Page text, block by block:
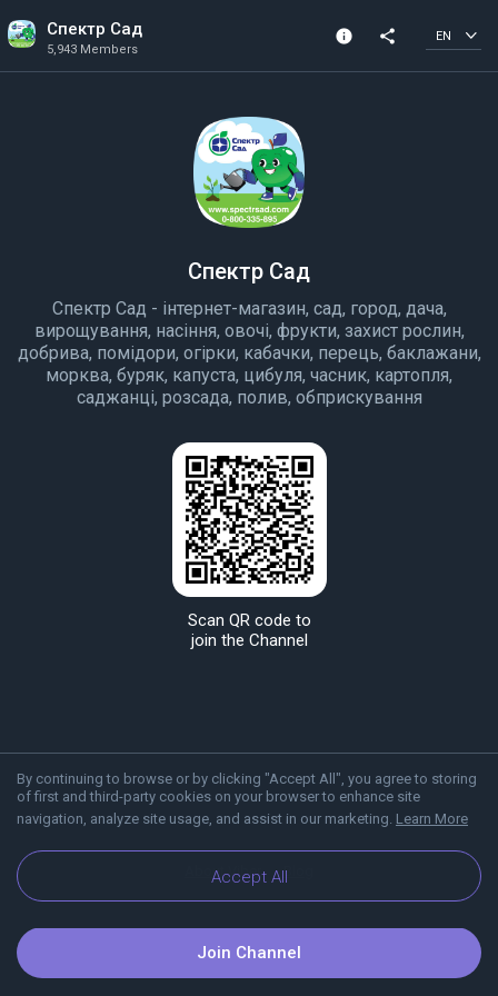
Спектр Сад
5,943 Members
info share EN
By continuing to browse or by clicking "Accept All", you agree to storing
of first and third-party cookies on your browser to enhance site
navigation, analyze site usage, and assist in our marketing. Learn More
Accept All
Спектр Сад
Спектр Сад - інтернет-магазин, сад, город, дача,
вирощування, насіння, овочі, фрукти, захист рослин,
добрива, помідори, огірки, кабачки, перець, баклажани,
морква, буряк, капуста, цибуля, часник, картопля,
саджанці, розсада, полив, обприскування
Scan QR code to
join the Channel
About Viber Blog
Join Channel